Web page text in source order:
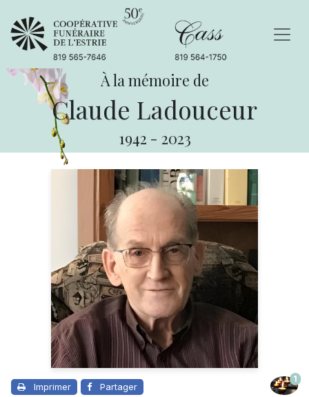
À la mémoire de
Claude Ladouceur
1942 - 2023
Imprimer Partager
1